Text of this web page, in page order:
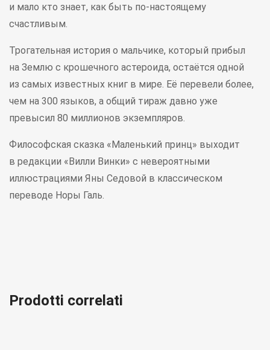
и мало кто знает, как быть по-настоящему
счастливым.
Трогательная история о мальчике, который прибыл
на Землю с крошечного астероида, остаётся одной
из самых известных книг в мире. Её перевели более,
чем на 300 языков, а общий тираж давно уже
превысил 80 миллионов экземпляров.
Философская сказка «Маленький принц» выходит
в редакции «Вилли Винки» с невероятными
иллюстрациями Яны Седовой в классическом
переводе Норы Галь.
Prodotti correlati